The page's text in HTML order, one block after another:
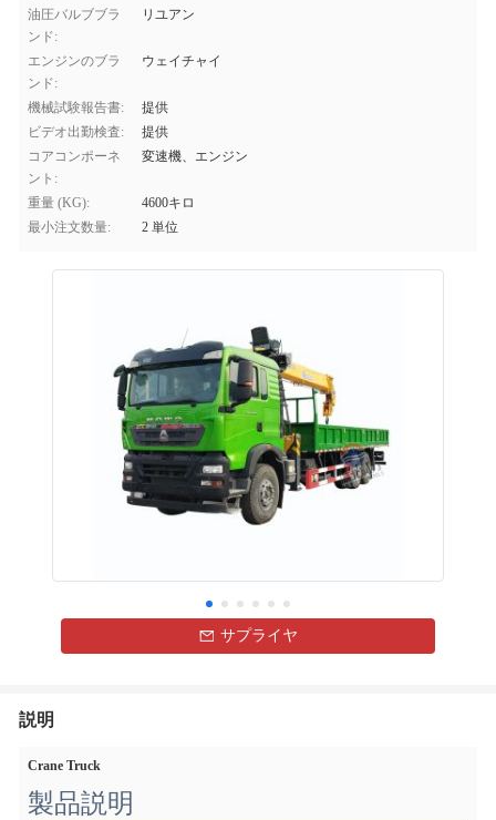
油圧バルブブラ
ンド:
リユアン
エンジンのブラ
ンド:
ウェイチャイ
機械試験報告書:
提供
ビデオ出勤検査:
提供
コアコンポーネ
ント:
変速機、エンジン
重量 (KG):
4600キロ
最小注文数量:
2 単位
サプライヤ
説明
Crane Truck
製品説明